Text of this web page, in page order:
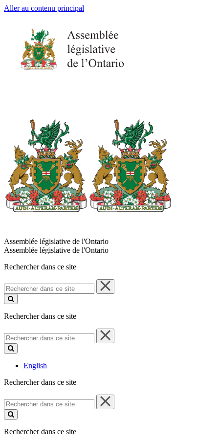
Aller au contenu principal
Assemblée législative de l'Ontario
Assemblée législative de l'Ontario
Rechercher dans ce site
Rechercher
dans
ce
Rechercher dans ce site
Rechercher
dans
ce
English
Rechercher dans ce site
Rechercher
dans
ce
Rechercher dans ce site